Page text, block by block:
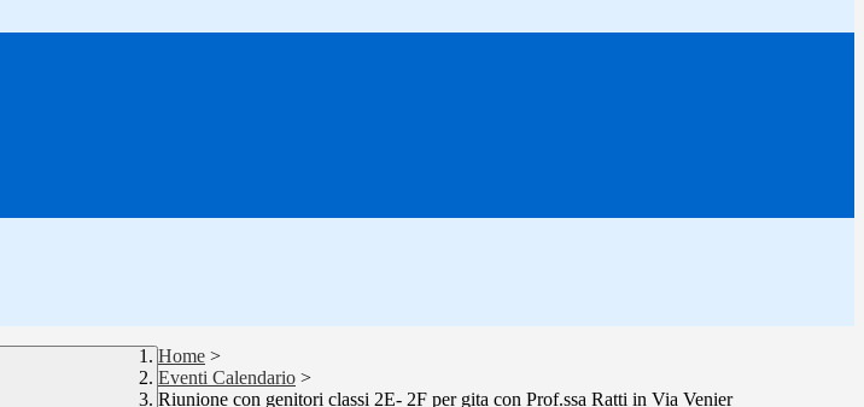
Home >
Eventi Calendario >
Riunione con genitori classi 2E- 2F per gita con Prof.ssa Ratti in Via Venier